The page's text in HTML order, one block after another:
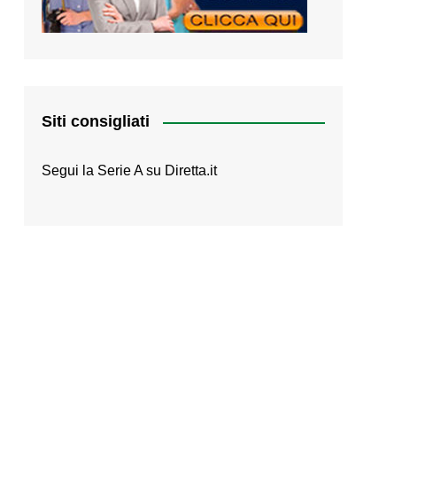
Siti consigliati
Segui la Serie A su Diretta.it